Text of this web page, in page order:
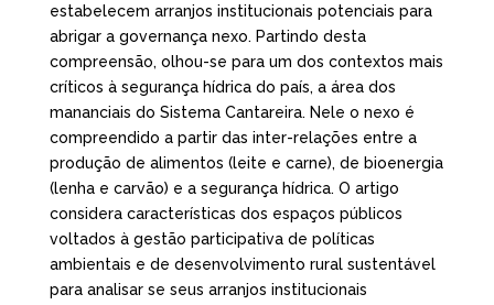
estabelecem arranjos institucionais potenciais para
abrigar a governança nexo. Partindo desta
compreensão, olhou-se para um dos contextos mais
críticos à segurança hídrica do país, a área dos
mananciais do Sistema Cantareira. Nele o nexo é
compreendido a partir das inter-relações entre a
produção de alimentos (leite e carne), de bioenergia
(lenha e carvão) e a segurança hídrica. O artigo
considera características dos espaços públicos
voltados à gestão participativa de políticas
ambientais e de desenvolvimento rural sustentável
para analisar se seus arranjos institucionais